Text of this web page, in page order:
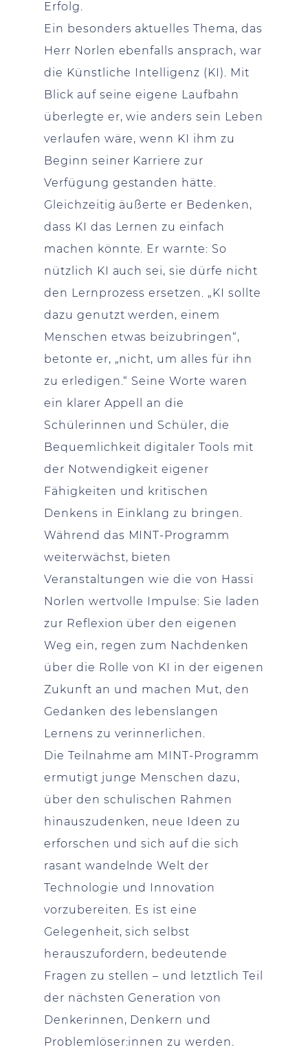
Erfolg.
Ein besonders aktuelles Thema, das
Herr Norlen ebenfalls ansprach, war
die Künstliche Intelligenz (KI). Mit
Blick auf seine eigene Laufbahn
überlegte er, wie anders sein Leben
verlaufen wäre, wenn KI ihm zu
Beginn seiner Karriere zur
Verfügung gestanden hätte.
Gleichzeitig äußerte er Bedenken,
dass KI das Lernen zu einfach
machen könnte. Er warnte: So
nützlich KI auch sei, sie dürfe nicht
den Lernprozess ersetzen. „KI sollte
dazu genutzt werden, einem
Menschen etwas beizubringen“,
betonte er, „nicht, um alles für ihn
zu erledigen.“ Seine Worte waren
ein klarer Appell an die
Schülerinnen und Schüler, die
Bequemlichkeit digitaler Tools mit
der Notwendigkeit eigener
Fähigkeiten und kritischen
Denkens in Einklang zu bringen.
Während das MINT-Programm
weiterwächst, bieten
Veranstaltungen wie die von Hassi
Norlen wertvolle Impulse: Sie laden
zur Reflexion über den eigenen
Weg ein, regen zum Nachdenken
über die Rolle von KI in der eigenen
Zukunft an und machen Mut, den
Gedanken des lebenslangen
Lernens zu verinnerlichen.
Die Teilnahme am MINT-Programm
ermutigt junge Menschen dazu,
über den schulischen Rahmen
hinauszudenken, neue Ideen zu
erforschen und sich auf die sich
rasant wandelnde Welt der
Technologie und Innovation
vorzubereiten. Es ist eine
Gelegenheit, sich selbst
herauszufordern, bedeutende
Fragen zu stellen – und letztlich Teil
der nächsten Generation von
Denkerinnen, Denkern und
Problemlöser:innen zu werden.